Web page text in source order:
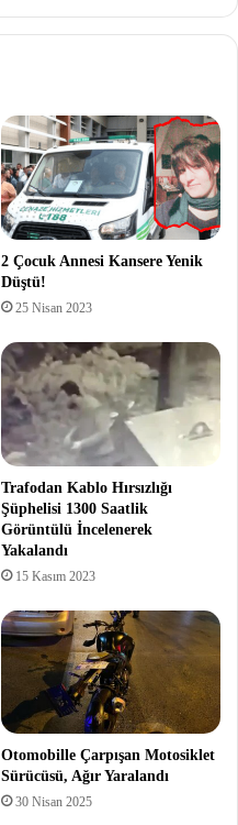
2 Çocuk Annesi Kansere Yenik
Düştü!
25 Nisan 2023
Trafodan Kablo Hırsızlığı
Şüphelisi 1300 Saatlik
Görüntülü İncelenerek
Yakalandı
15 Kasım 2023
Otomobille Çarpışan Motosiklet
Sürücüsü, Ağır Yaralandı
30 Nisan 2025